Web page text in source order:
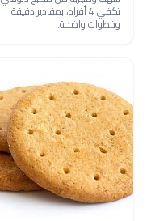
تكفي 4 أفراد، بمقادير دقيقة
وخطوات واضحة.